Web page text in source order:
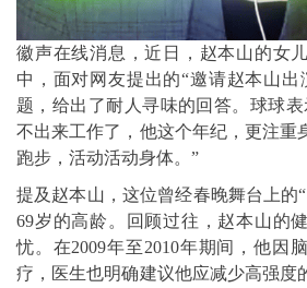
徽声在线消息，近日，赵本山的女
中，面对网友提出的“邀请赵本山出
题，给出了耐人寻味的回答。球球
不出来工作了，他这个年纪，更注重
跑步，活动活动身体。”
提及赵本山，这位曾经春晚舞台上的
69岁的高龄。回顾过往，赵本山的
忧。在2009年至2010年期间，他因
疗，医生也明确建议他应减少高强度